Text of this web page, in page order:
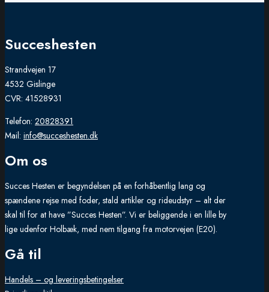
Succeshesten
Strandvejen 17
4532 Gislinge
CVR: 41528931
Telefon: 20828391
Mail: info@succeshesten.dk
Om os
Succes Hesten er begyndelsen på en forhåbentlig lang og
spændene rejse med foder, stald artikler og rideudstyr – alt der
skal til for at have ”Succes Hesten”. Vi er beliggende i en lille by
lige udenfor Holbæk, med nem tilgang fra motorvejen (E20).
Gå til
Handels – og leveringsbetingelser